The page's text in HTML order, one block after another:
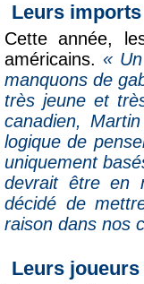
Leurs imports
Cette année,
américains. «
manquons de
très jeune et
canadien,
logique de
uniquement
devrait être en
décidé de
raison dans nos
Leurs joueurs